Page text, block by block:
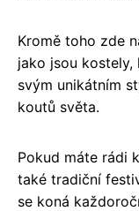
Kromě toho zde
jako jsou kostely,
svým unikátním
koutů světa.
Pokud máte rádi
také tradiční
se koná